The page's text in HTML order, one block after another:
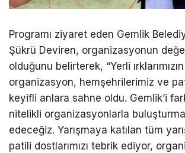
Programı ziyaret eden Gemlik
Şükrü Deviren, organizasyonun
olduğunu belirterek, “Yerli ırklarımızın
organizasyon, hemşehrilerimiz ve
keyifli anlara sahne oldu. Gemlik’i
nitelikli organizasyonlarla
edeceğiz. Yarışmaya katılan tüm
patili dostlarımızı tebrik ediyor,